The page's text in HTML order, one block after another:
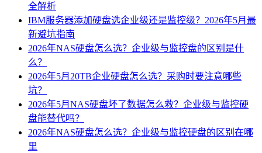
全解析
IBM服务器添加硬盘选企业级还是监控级？2026年5月最
新避坑指南
2026年NAS硬盘怎么选？企业级与监控盘的区别是什
么？
2026年5月20TB企业硬盘怎么选？采购时要注意哪些
坑？
2026年5月NAS硬盘坏了数据怎么救？企业级与监控硬
盘能替代吗？
2026年NAS硬盘怎么选？企业级与监控硬盘的区别在哪
里